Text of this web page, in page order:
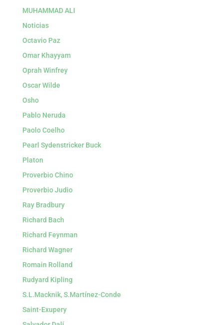
MUHAMMAD ALI
Noticias
Octavio Paz
Omar Khayyam
Oprah Winfrey
Oscar Wilde
Osho
Pablo Neruda
Paolo Coelho
Pearl Sydenstricker Buck
Platon
Proverbio Chino
Proverbio Judio
Ray Bradbury
Richard Bach
Richard Feynman
Richard Wagner
Romain Rolland
Rudyard Kipling
S.L.Macknik, S.Martínez-Conde
Saint-Exupery